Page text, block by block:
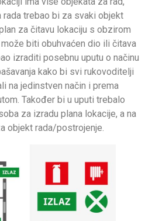
trebao bi za svaki objekt
za čitavu lokaciju s obzirom
biti obuhvaćen dio ili čitava
izraditi posebnu uputu o načinu
kako bi svi rukovoditelji
na jedinstven način i prema
Također bi u uputi trebalo
za izradu plana lokacije, a na
objekt rada/postrojenje.